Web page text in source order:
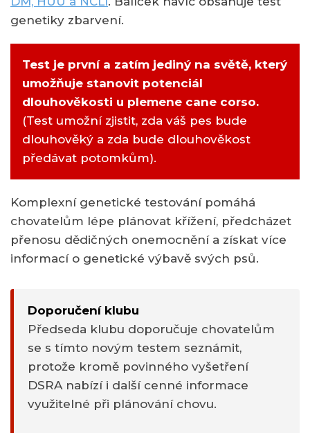
genetiky zbarvení.
Test je první a zatím jediný na světě, který
umožňuje stanovit potenciál
dlouhověkosti u plemene cane corso.
(Test umožní zjistit, zda váš pes bude
dlouhověký a zda bude dlouhověkost
předávat potomkům).
Komplexní genetické testování pomáhá
chovatelům lépe plánovat křížení, předcházet
přenosu dědičných onemocnění a získat více
informací o genetické výbavě svých psů.
Doporučení klubu
Předseda klubu doporučuje chovatelům
se s tímto novým testem seznámit,
protože kromě povinného vyšetření
DSRA nabízí i další cenné informace
využitelné při plánování chovu.